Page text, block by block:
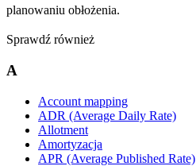
planowaniu obłożenia.
Sprawdź również
A
Account mapping
ADR (Average Daily Rate)
Allotment
Amortyzacja
APR (Average Published Rate)